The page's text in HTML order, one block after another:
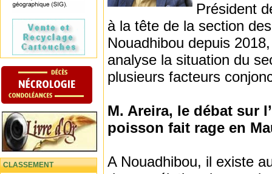
CLASSEMENT
Président
à la tête de la section
Nouadhibou depuis
analyse la situation du
plusieurs facteurs
M. Areira, le débat sur
poisson fait rage en
A Nouadhibou, il existe